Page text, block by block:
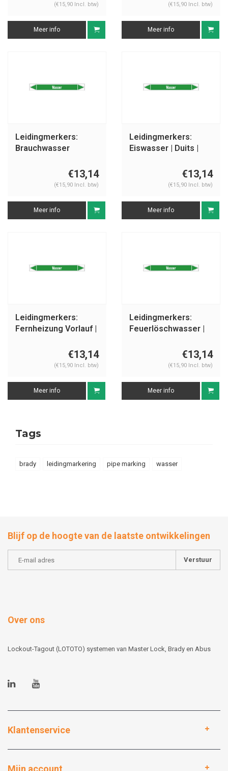
(€15,90 Incl. btw)
Meer info
(€15,90 Incl. btw)
Meer info
Leidingmerkers:
Brauchwasser
€13,14
(€15,90 Incl. btw)
Meer info
Leidingmerkers:
Eiswasser | Duits |
€13,14
(€15,90 Incl. btw)
Meer info
Leidingmerkers:
Fernheizung Vorlauf |
€13,14
(€15,90 Incl. btw)
Meer info
Leidingmerkers:
Feuerlöschwasser |
€13,14
(€15,90 Incl. btw)
Meer info
Tags
brady leidingmarkering pipe marking wasser
Blijf op de hoogte van de laatste ontwikkelingen
Verstuur
Over ons
Lockout-Tagout (LOTOTO) systemen van Master Lock, Brady en Abus
Klantenservice
Mijn account